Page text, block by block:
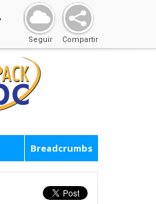
Compartir
Seguir
Breadcrumbs